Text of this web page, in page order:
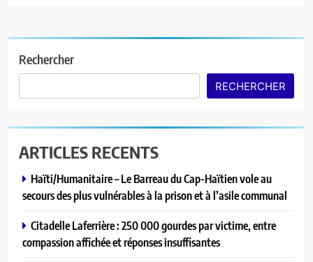
Rechercher
RECHERCHER
ARTICLES RECENTS
Haïti/Humanitaire – Le Barreau du Cap-Haïtien vole au
secours des plus vulnérables à la prison et à l’asile communal
Citadelle Laferrière : 250 000 gourdes par victime, entre
compassion affichée et réponses insuffisantes